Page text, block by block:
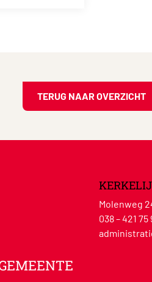
TERUG NAAR OVERZICHT
Molenweg
038 – 421 75